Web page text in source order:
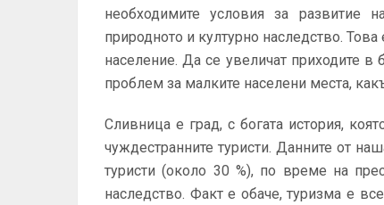
необходимите условия за развитие
природното и културно наследство.
население. Да се увеличат приходите
проблем за малките населени места,
Сливница е град, с богата история,
чуждестранните туристи. Данните от
туристи (около 30 %), по време на
наследство. Факт е обаче, туризма е